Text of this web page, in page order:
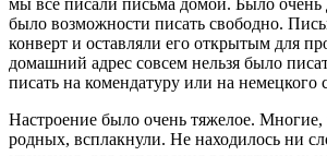
мы все писали письма домой. Было очень
было возможности писать свободно.
конверт и оставляли его открытым для
домашний адрес совсем нельзя было
писать на комендатуру или на немецкого
Настроение было очень тяжелое.
родных, всплакнули. Не находилось ни